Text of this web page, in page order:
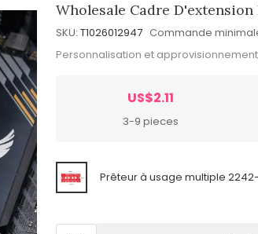
Wholesale Cadre D'extension
SKU: T1026012947 Commande
Personnalisation et
US$2.11
3-9 pieces
Prêteur à usage multiple